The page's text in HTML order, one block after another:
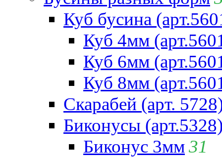
Куб бусина
Куб 4мм
Куб 6мм
Куб 8мм
Скарабей (арт.
Биконусы
Биконус 3мм31